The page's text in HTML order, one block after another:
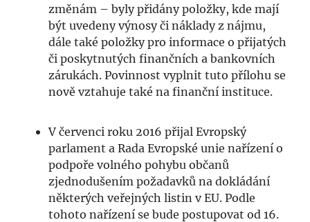
změnám – byly přidány položky, kde mají
být uvedeny výnosy či náklady z nájmu,
dále také položky pro informace o přijatých
či poskytnutých finančních a bankovních
zárukách. Povinnost vyplnit tuto přílohu se
nově vztahuje také na finanční instituce.
V červenci roku 2016 přijal Evropský
parlament a Rada Evropské unie nařízení o
podpoře volného pohybu občanů
zjednodušením požadavků na dokládání
některých veřejných listin v EU. Podle
tohoto nařízení se bude postupovat od 16.